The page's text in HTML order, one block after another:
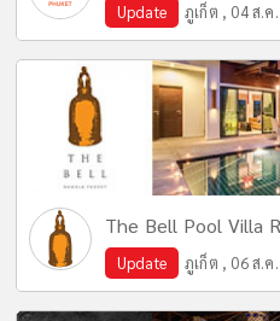
Update ภูเก็ต , 04 ส.ค
The Bell Pool Villa
Update ภูเก็ต , 06 ส.ค